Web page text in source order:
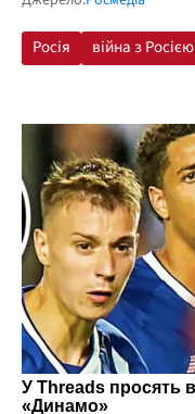
Росія війна з Росією